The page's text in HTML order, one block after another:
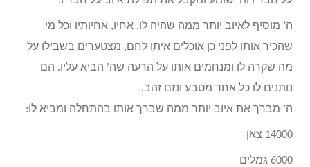
ה’ מוסיף לאיוב יותר ממה שהיה לו. אחיו, אחיותיו וכל מי
שהכיר אותו לפני כן אוכלים איתו לחם, מצטערים בשבילו על
מה שקרה לו ומנחמים אותו על הרעה שה’ הביא עליו. הם
נותנים לו כל אחד מטבע ונזם זהב.
ה’ מברך את איוב יותר ממה שברך אותו בהתחלה ומביא לו:
14000 צאן
6000 גמלים